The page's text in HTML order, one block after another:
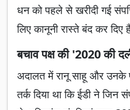
धन को पहले से खरीदी गई
लिए कानूनी रास्ते बंद कर दिए
बचाव पक्ष की '2020 की
अदालत में रानू साहू और उनके
तर्क दिया था कि ईडी ने जिन